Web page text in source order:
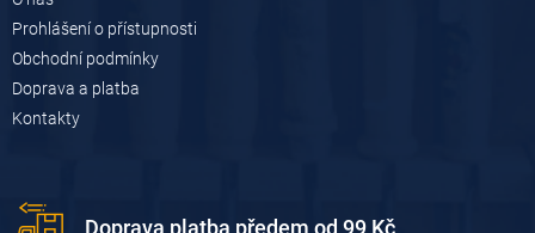
Prohlášení o přístupnosti
Obchodní podmínky
Doprava a platba
Kontakty
Doprava platba předem od 99 Kč